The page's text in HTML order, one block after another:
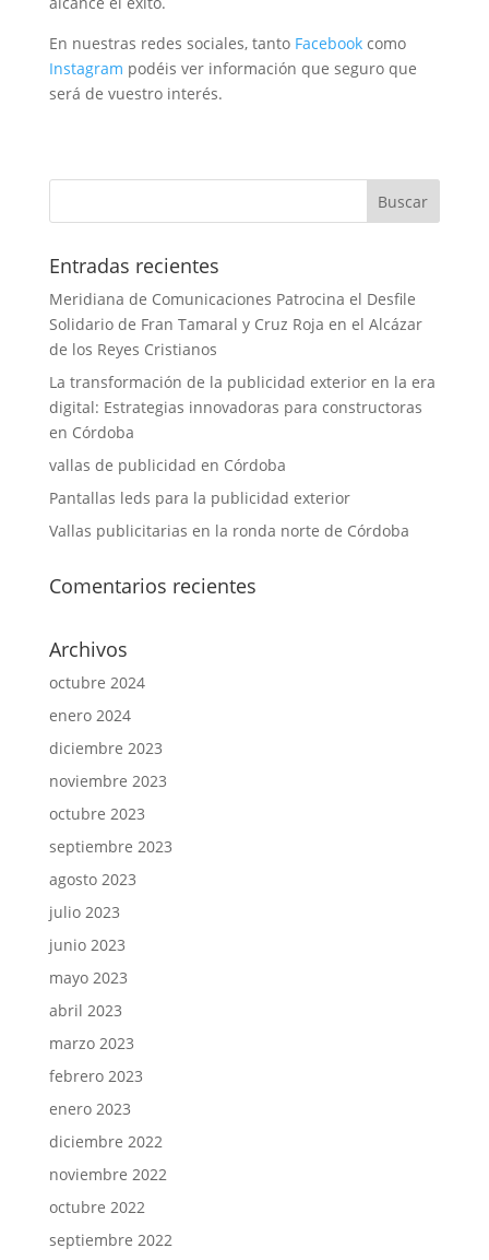
En nuestras redes sociales, tanto Facebookcomo
Instagram podéis ver información que seguro que
será de vuestro interés.
Entradas recientes
Meridiana de Comunicaciones Patrocina el Desfile
Solidario de Fran Tamaral y Cruz Roja en el Alcázar
de los Reyes Cristianos
La transformación de la publicidad exterior en la era
digital: Estrategias innovadoras para constructoras
en Córdoba
vallas de publicidad en Córdoba
Pantallas leds para la publicidad exterior
Vallas publicitarias en la ronda norte de Córdoba
Comentarios recientes
Archivos
octubre 2024
enero 2024
diciembre 2023
noviembre 2023
octubre 2023
septiembre 2023
agosto 2023
julio 2023
junio 2023
mayo 2023
abril 2023
marzo 2023
febrero 2023
enero 2023
diciembre 2022
noviembre 2022
octubre 2022
septiembre 2022